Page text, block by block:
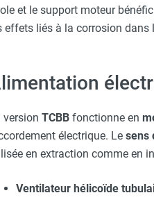
sur citerne
soufflant sans
au gaz propane /
au gaz à
au gaz à
au gaz rayonnant
et le support moteur
effets liés à la corrosion dans
version TCBB fonctionne en
électrique. Le sens
en extraction comme en
Ventilateur hélicoïde